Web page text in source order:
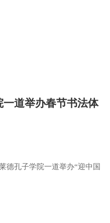
道举办春节书法体
德孔子学院一道举办“迎中国